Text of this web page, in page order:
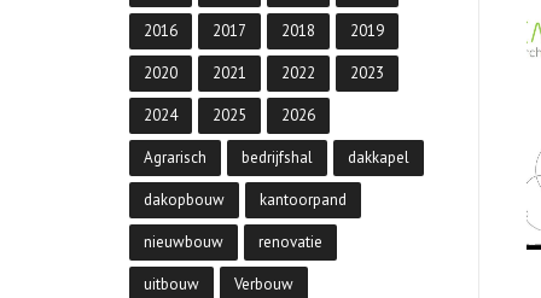
2016 2017 2018 2019
2020 2021 2022 2023
2024 2025 2026
Agrarisch bedrijfshal dakkapel
dakopbouw kantoorpand
nieuwbouw renovatie
uitbouw Verbouw